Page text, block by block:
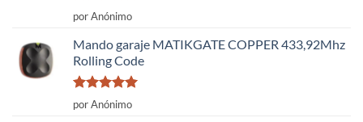
Valorado
con
por Anónimo
Mando garaje MATIKGATE COPPER 433,92Mhz
Rolling Code
Valorado
con
por Anónimo